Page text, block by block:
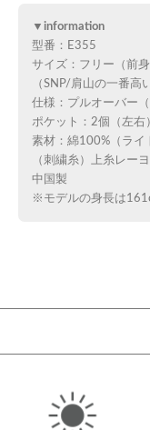
▼information
型番：E355
サイズ：フリー（前
（SNP/肩山の一番高
仕様：プルオーバー
ポケット：2個（左右
素材：綿100%（ライ
（刺繍糸）上糸レー
中国製
※モデルの身長は